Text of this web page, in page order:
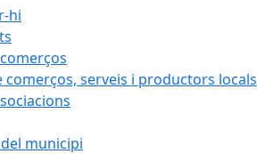
hi
comerços, serveis i productors locals
municipi